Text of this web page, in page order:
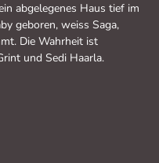
abgelegenes Haus tief im
geboren, weiss Saga,
Die Wahrheit ist
und Sedi Haarla.